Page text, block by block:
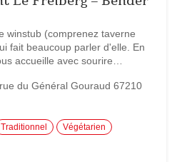
winstub (comprenez taverne
fait beaucoup parler d'elle. En
accueille avec sourire…
du Général Gouraud 67210
Traditionnel
Végétarien